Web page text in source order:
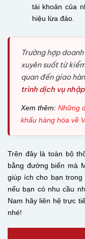
tài khoản của
hiệu lừa đảo.
Trường hợp
xuyên suốt từ
quan đến giao
trình dịch vụ
Xem thêm: Những
khẩu hàng hóa về
Trên đây là toàn bộ
bằng đường biển mà
giúp ích cho bạn trong
nếu bạn có nhu cầu
Nam hãy liên hệ trực
nhé!